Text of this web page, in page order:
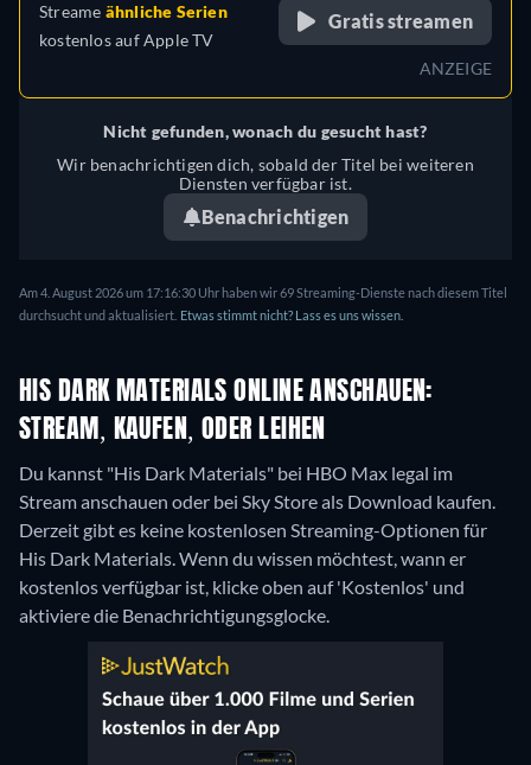
Streame ähnliche Serien
kostenlos aufApple TV
Gratis streamen
ANZEIGE
Nicht gefunden, wonach du gesucht hast?
Wir benachrichtigen dich, sobald der Titel bei weiteren
Diensten verfügbar ist.
Benachrichtigen
Am 4. August 2026 um 17:16:30 Uhr haben wir 69 Streaming-Dienste nach diesem Titel
durchsucht und aktualisiert. Etwas stimmt nicht? Lass es uns wissen.
HIS DARK MATERIALS ONLINE ANSCHAUEN:
STREAM, KAUFEN, ODER LEIHEN
Du kannst "His Dark Materials" bei HBO Max legal im
Stream anschauen oder bei Sky Store als Download kaufen.
Derzeit gibt es keine kostenlosen Streaming-Optionen für
His Dark Materials. Wenn du wissen möchtest, wann er
kostenlos verfügbar ist, klicke oben auf 'Kostenlos' und
aktiviere die Benachrichtigungsglocke.